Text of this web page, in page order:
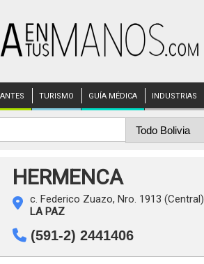
TURISMO GUÍA MÉDICA INDUSTRIAS
HERMENCA
c. Federico Zuazo, Nro. 1913 (Central)
LA PAZ
(591-2) 2441406